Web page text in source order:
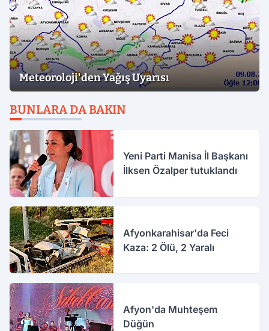
Meteoroloji'den Yağış Uyarısı
BUNLARA DA BAKIN
Yeni Parti Manisa İl Başkanı
İlksen Özalper tutuklandı
Afyonkarahisar'da Feci
Kaza: 2 Ölü, 2 Yaralı
Afyon'da Muhteşem
Düğün